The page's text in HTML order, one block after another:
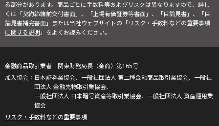
る部分があります。商品ごとに手数料等およびリスクは異なりますので、詳し
くは「契約締結前交付書面」、「上場有価証券等書面」、「目論見書」、「目
論見書補完書面」または当社ウェブサイトの「リスク・手数料などの重要事項
に関する説明」をよくお読みください。
金融商品取引業者 関東財務局長（金商）第165号
日本証券業協会、一般社団法人 第二種金融商品取引業協会、一般社
団法人 金融先物取引業協会、
一般社団法人 日本暗号資産等取引業協会、一般社団法人 資産運用業
協会
リスク・手数料などの重要事項